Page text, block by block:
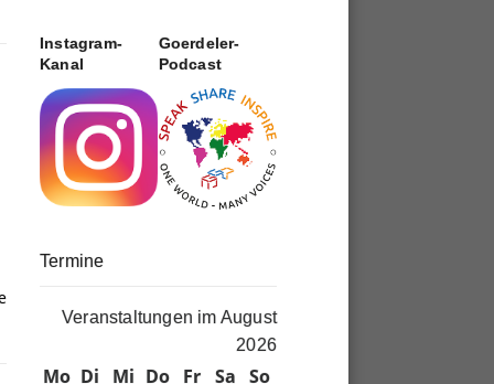
Instagram-
Kanal
Goerdeler-
Podcast
Termine
Veranstaltungen im August
2026
MoMontag
Di Dienstag
Mi Mittwoch
DoDonnerstag
FrFreitag
Sa Samstag
So